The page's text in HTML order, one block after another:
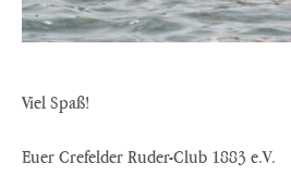
Viel Spaß!
Euer Crefelder Ruder-Club 1883 e.V.